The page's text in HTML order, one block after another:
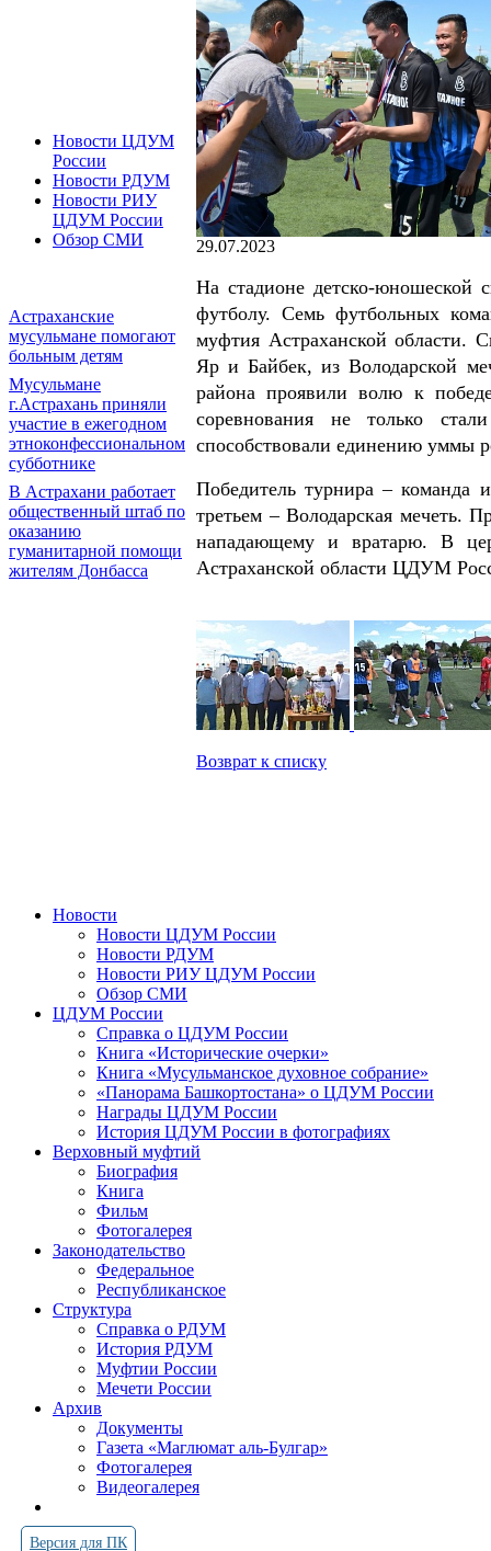
Новости ЦДУМ
России
Новости РДУМ
Новости РИУ
ЦДУМ России
Обзор СМИ
Астраханские
мусульмане помогают
больным детям
Мусульмане
г.Астрахань приняли
участие в ежегодном
этноконфессиональном
субботнике
В Астрахани работает
общественный штаб по
оказанию
гуманитарной помощи
жителям Донбасса
29.07.2023
На стадионе детско-
футболу. Семь футбольных
муфтия Астраханской области.
Яр и Байбек, из Володарской
района проявили волю к
соревнования не только
способствовали единению уммы
Победитель турнира –
третьем – Володарская мечеть.
нападающему и вратарю. В
Астраханской области ЦДУМ
Возврат к списку
Новости
Новости ЦДУМ России
Новости РДУМ
Новости РИУ ЦДУМ России
Обзор СМИ
ЦДУМ России
Справка о ЦДУМ России
Книга «Исторические очерки»
Книга «Мусульманское духовное собрание»
«Панорама Башкортостана» о ЦДУМ России
Награды ЦДУМ России
История ЦДУМ России в фотографиях
Верховный муфтий
Биография
Книга
Фильм
Фотогалерея
Законодательство
Федеральное
Республиканское
Структура
Справка о РДУМ
История РДУМ
Муфтии России
Мечети России
Архив
Документы
Газета «Маглюмат аль-Булгар»
Фотогалерея
Видеогалерея
Версия для ПК